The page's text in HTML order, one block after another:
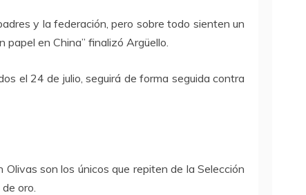
y la federación, pero sobre todo sienten un
en China” finalizó Argüello.
el 24 de julio, seguirá de forma seguida contra
son los únicos que repiten de la Selección
oro.